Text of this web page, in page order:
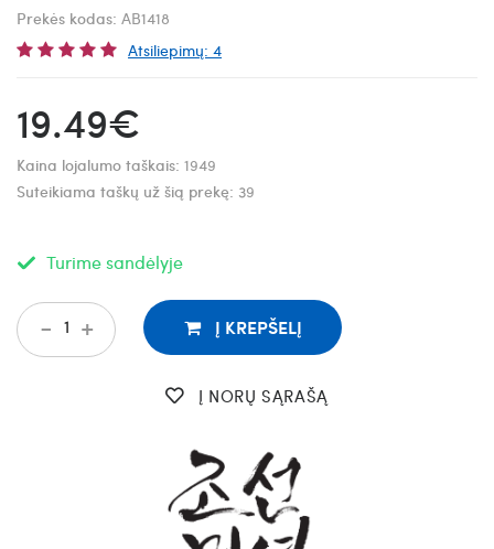
Prekės kodas: AB1418
Atsiliepimų: 4
19.49€
Kaina lojalumo taškais: 1949
Suteikiama taškų už šią prekę: 39
Turime sandėlyje
+
- Į KREPŠELĮ
Į NORŲ SĄRAŠĄ